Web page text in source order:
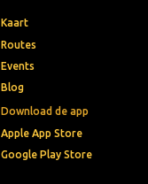
Download de app
Apple App Store
Google Play Store
Kaart
Routes
Events
Blog